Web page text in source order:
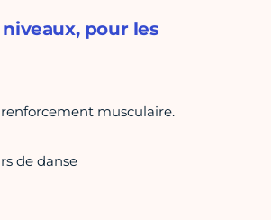
pour les
musculaire.
de danse